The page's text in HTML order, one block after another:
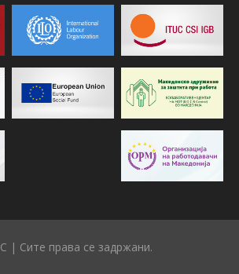
| Сите права се задржани.